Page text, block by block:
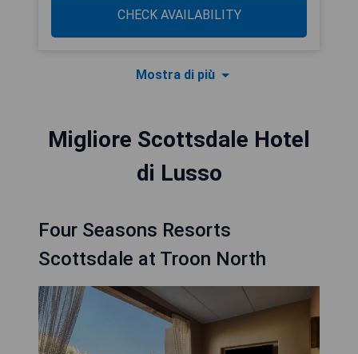
CHECK AVAILABILITY
Mostra di più
Migliore Scottsdale Hotel
di Lusso
Four Seasons Resorts
Scottsdale at Troon North